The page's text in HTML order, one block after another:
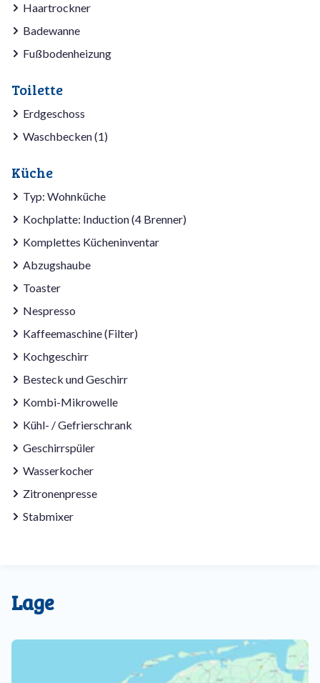
Haartrockner
Badewanne
Fußbodenheizung
Toilette
Erdgeschoss
Waschbecken (1)
Küche
Typ: Wohnküche
Kochplatte: Induction (4 Brenner)
Komplettes Kücheninventar
Abzugshaube
Toaster
Nespresso
Kaffeemaschine (Filter)
Kochgeschirr
Besteck und Geschirr
Kombi-Mikrowelle
Kühl- / Gefrierschrank
Geschirrspüler
Wasserkocher
Zitronenpresse
Stabmixer
Lage